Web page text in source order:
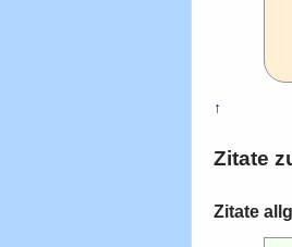
↑
Zitate
Zitate